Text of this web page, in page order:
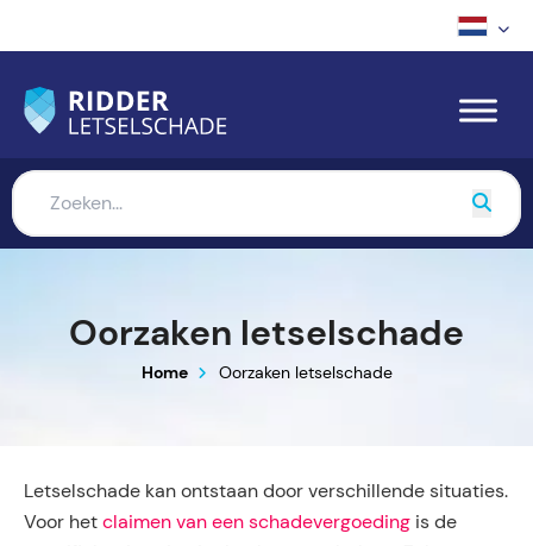
Oorzaken letselschade
Home Oorzaken letselschade
Letselschade kan ontstaan door verschillende situaties.
Voor het claimen van een schadevergoeding is de